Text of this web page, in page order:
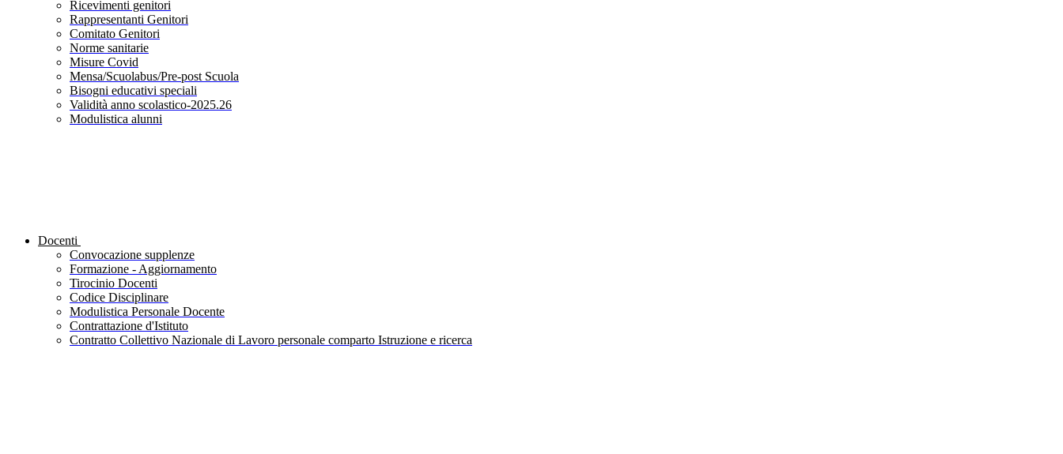
Ricevimenti genitori
Rappresentanti Genitori
Comitato Genitori
Norme sanitarie
Misure Covid
Mensa/Scuolabus/Pre-post Scuola
Bisogni educativi speciali
Validità anno scolastico-2025.26
Modulistica alunni
Docenti
Convocazione supplenze
Formazione - Aggiornamento
Tirocinio Docenti
Codice Disciplinare
Modulistica Personale Docente
Contrattazione d'Istituto
Contratto Collettivo Nazionale di Lavoro personale comparto Istruzione e ricerca